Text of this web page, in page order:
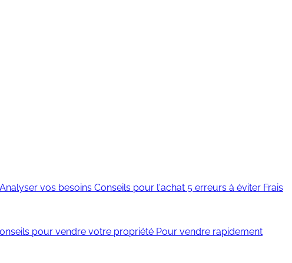
Analyser vos besoins Conseils pour l'achat 5 erreurs à éviter Frais
pour vendre votre propriété Pour vendre rapidement